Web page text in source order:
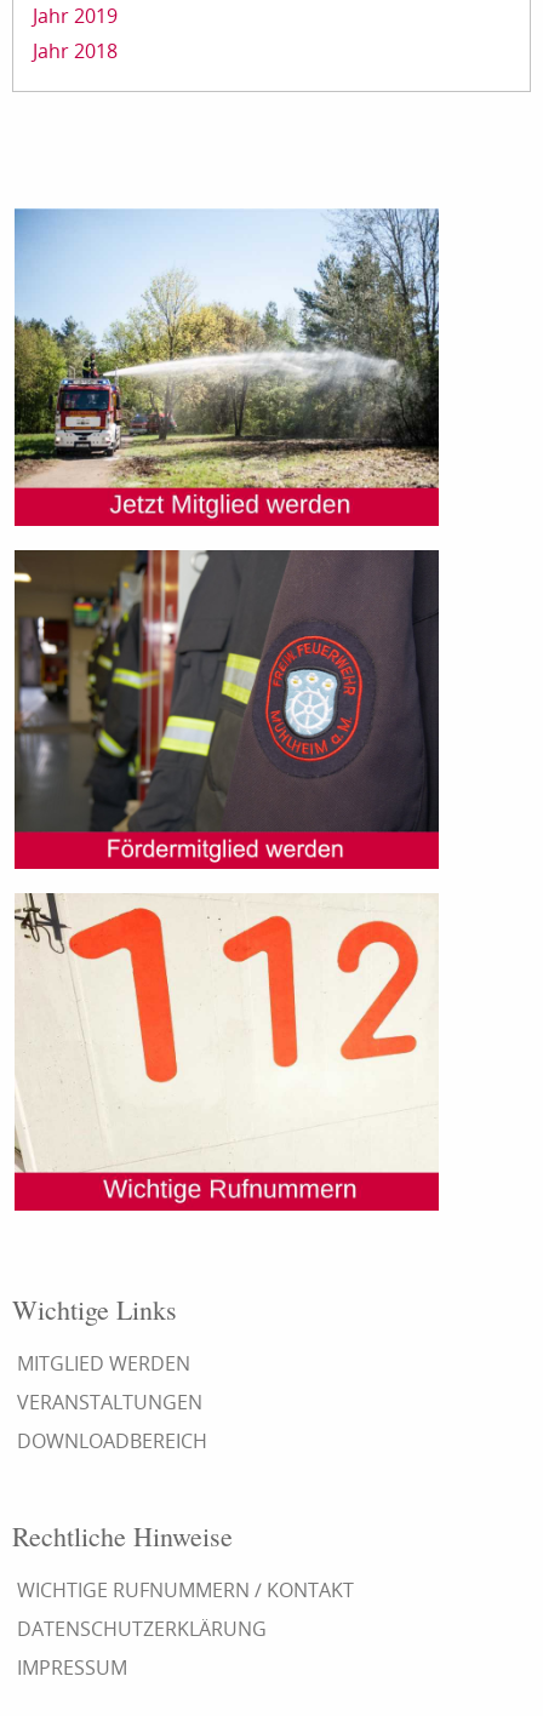
Jahr 2019
Jahr 2018
Wichtige Links
MITGLIED WERDEN
VERANSTALTUNGEN
DOWNLOADBEREICH
Rechtliche Hinweise
WICHTIGE RUFNUMMERN / KONTAKT
DATENSCHUTZERKLÄRUNG
IMPRESSUM